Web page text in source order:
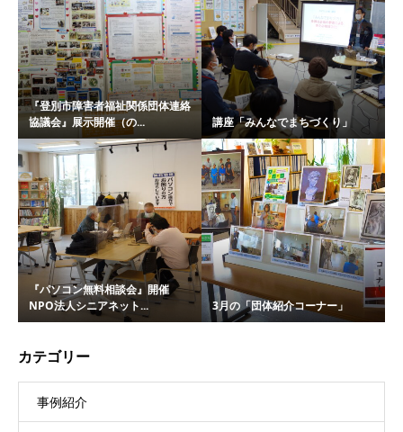
『登別市障害者福祉関係団体連絡
協議会』展示開催（の...
講座「みんなでまちづくり」
『パソコン無料相談会』開催
NPO法人シニアネット...
3月の「団体紹介コーナー」
カテゴリー
事例紹介